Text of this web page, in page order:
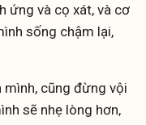
ứng và cọ xát, và cơ
sống chậm lại,
cũng đừng vội
sẽ nhẹ lòng hơn,